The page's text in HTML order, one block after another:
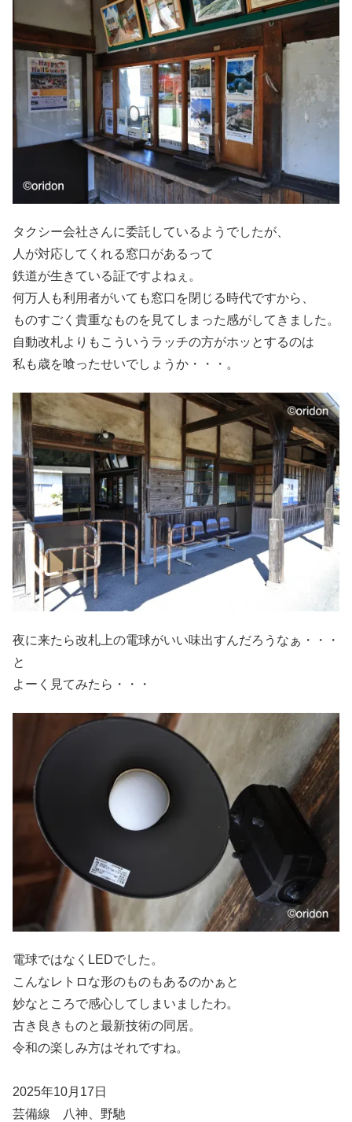
タクシー会社さんに委託しているようでしたが、
人が対応してくれる窓口があるって
鉄道が生きている証ですよねぇ。
何万人も利用者がいても窓口を閉じる時代ですから、
ものすごく貴重なものを見てしまった感がしてきました。
自動改札よりもこういうラッチの方がホッとするのは
私も歳を喰ったせいでしょうか・・・。
夜に来たら改札上の電球がいい味出すんだろうなぁ・・・
と
よーく見てみたら・・・
電球ではなくLEDでした。
こんなレトロな形のものもあるのかぁと
妙なところで感心してしまいましたわ。
古き良きものと最新技術の同居。
令和の楽しみ方はそれですね。
2025年10月17日
芸備線 八神、野馳